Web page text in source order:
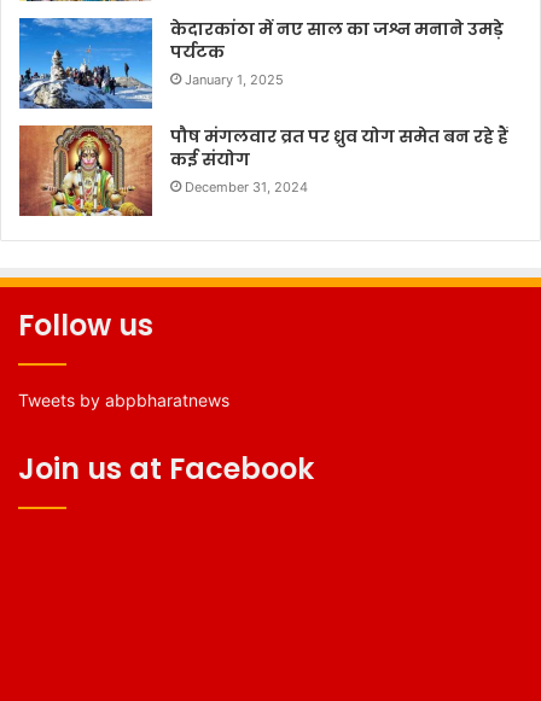
केदारकांठा में नए साल का जश्न मनाने उमड़े
पर्यटक
January 1, 2025
पौष मंगलवार व्रत पर ध्रुव योग समेत बन रहे हैं
कई संयोग
December 31, 2024
Follow us
Tweets by abpbharatnews
Join us at Facebook